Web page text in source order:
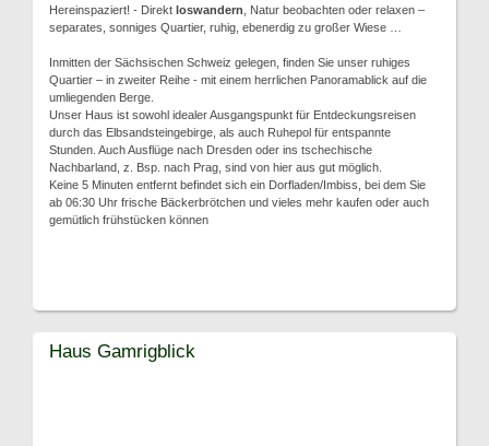
Hereinspaziert! - Direkt loswandern , Natur beobachten oder relaxen –
separates, sonniges Quartier, ruhig, ebenerdig zu großer Wiese …
Inmitten der Sächsischen Schweiz gelegen, finden Sie unser ruhiges
Quartier – in zweiter Reihe - mit einem herrlichen Panoramablick auf die
umliegenden Berge.
Unser Haus ist sowohl idealer Ausgangspunkt für Entdeckungsreisen
durch das Elbsandsteingebirge, als auch Ruhepol für entspannte
Stunden. Auch Ausflüge nach Dresden oder ins tschechische
Nachbarland, z. Bsp. nach Prag, sind von hier aus gut möglich.
Keine 5 Minuten entfernt befindet sich ein Dorfladen/Imbiss, bei dem Sie
ab 06:30 Uhr frische Bäckerbrötchen und vieles mehr kaufen oder auch
gemütlich frühstücken können
Haus Gamrigblick